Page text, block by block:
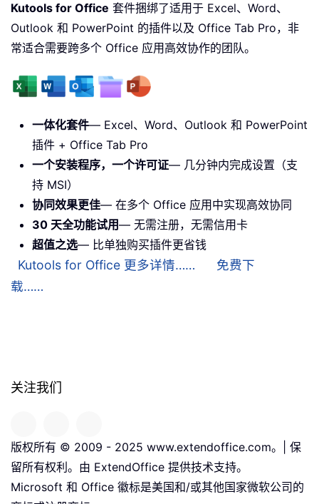
Kutools for Office 套件捆绑了适用于 Excel、Word、
Outlook 和 PowerPoint 的插件以及 Office Tab Pro，非
常适合需要跨多个 Office 应用高效协作的团队。
一体化套件— Excel、Word、Outlook 和 PowerPoint
插件 + Office Tab Pro
一个安装程序，一个许可证— 几分钟内完成设置（支
持 MSI）
协同效果更佳— 在多个 Office 应用中实现高效协同
30 天全功能试用— 无需注册，无需信用卡
超值之选— 比单独购买插件更省钱
Kutools for Office 更多详情……
免费下
载……
关注我们
版权所有 © 2009 - 2025 www.extendoffice.com。| 保
留所有权利。由 ExtendOffice 提供技术支持。
Microsoft 和 Office 徽标是美国和/或其他国家微软公司的